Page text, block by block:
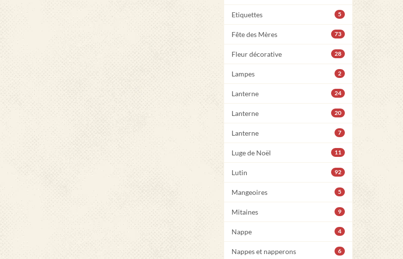
Etiquettes 5
Fête des Mères 73
Fleur décorative 28
Lampes 2
Lanterne 24
Lanterne 20
Lanterne 7
Luge de Noël 11
Lutin 92
Mangeoires 5
Mitaines 9
Nappe 4
Nappes et napperons 6